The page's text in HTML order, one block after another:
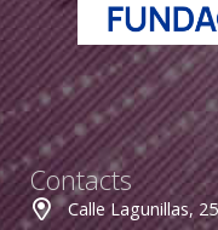
Contacts
Calle Lagunillas,